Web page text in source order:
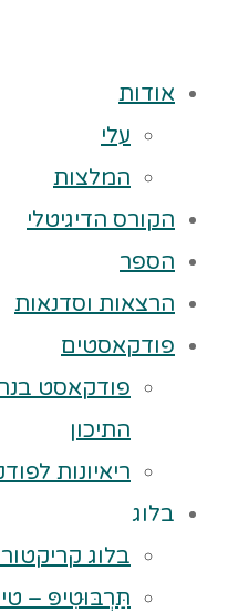
אודות
עלי
המלצות
הקורס הדיגיטלי
הספר
הרצאות וסדנאות
פודקאסטים
פודקאסט
התיכון
ריאיונות
בלוג
בלוג
תַּרְבּוּטִיפּ –